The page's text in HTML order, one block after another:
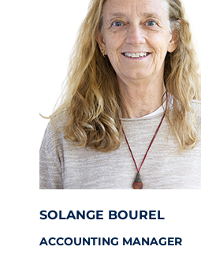
SOLANGE BOUREL
ACCOUNTING MANAGER